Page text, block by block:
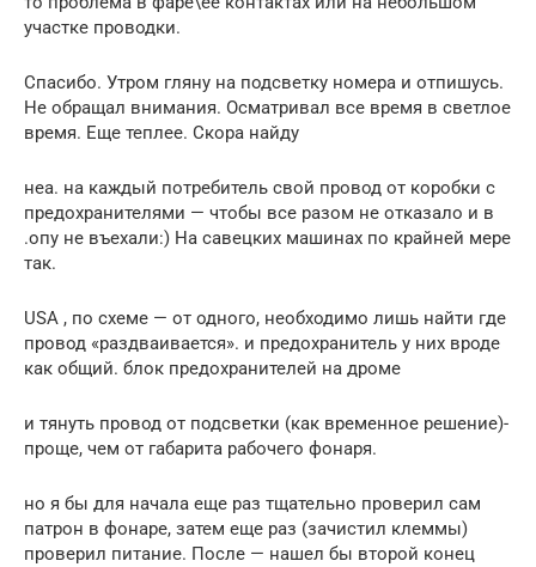
участке проводки.
Спасибо. Утром гляну на подсветку номера и отпишусь.
Не обращал внимания. Осматривал все время в светлое
время. Еще теплее. Скора найду
неа. на каждый потребитель свой провод от коробки с
предохранителями — чтобы все разом не отказало и в
.опу не въехали:) На савецких машинах по крайней мере
так.
USA , по схеме — от одного, необходимо лишь найти где
провод «раздваивается». и предохранитель у них вроде
как общий. блок предохранителей на дроме
и тянуть провод от подсветки (как временное решение)-
проще, чем от габарита рабочего фонаря.
но я бы для начала еще раз тщательно проверил сам
патрон в фонаре, затем еще раз (зачистил клеммы)
проверил питание. После — нашел бы второй конец